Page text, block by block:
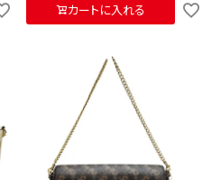
カートに入れる